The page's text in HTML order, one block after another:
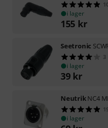
i lager
155 kr
Seetronic
3
i lager
39 kr
NeutrikNC4
i lager